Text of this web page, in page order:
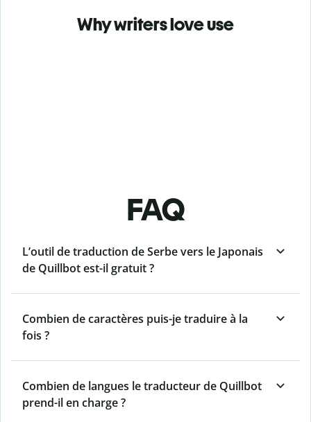
Why writers love use
FAQ
L’outil de traduction de Serbe vers le Japonais
de Quillbot est-il gratuit ?
Combien de caractères puis-je traduire à la
fois ?
Combien de langues le traducteur de Quillbot
prend-il en charge ?